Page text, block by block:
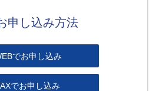
申し込み方法
でお申し込み
でお申し込み